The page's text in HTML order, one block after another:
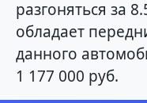
разгоняться за
обладает
данного
1 177 000 руб.